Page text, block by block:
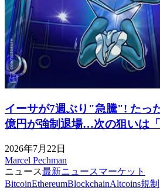
イーサが7週ぶり"急騰"! たっ
億円が強制退場…次の狙いは
2026年7月22日
Marcel Pechman
ニュース最新ニュースマーケット
BitcoinEthereumBlockchainAltcoins規制